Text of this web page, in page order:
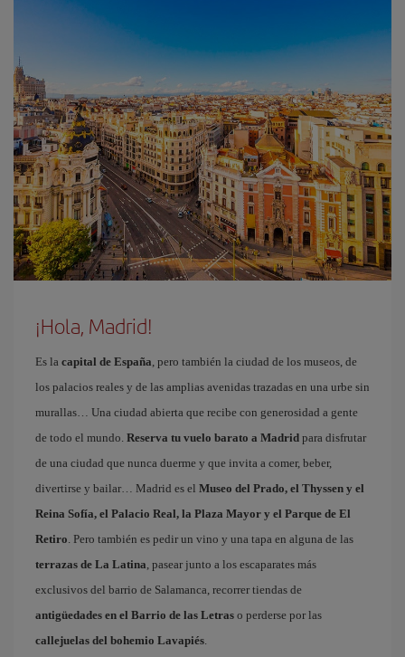
¡Hola, Madrid!
Es la capital de España, pero también la ciudad de los museos, de
los palacios reales y de las amplias avenidas trazadas en una urbe sin
murallas… Una ciudad abierta que recibe con generosidad a gente
de todo el mundo. Reserva tu vuelo barato a Madrid para disfrutar
de una ciudad que nunca duerme y que invita a comer, beber,
divertirse y bailar… Madrid es el Museo del Prado, el Thyssen y el
Reina Sofía, el Palacio Real, la Plaza Mayor y el Parque de El
Retiro. Pero también es pedir un vino y una tapa en alguna de las
terrazas de La Latina, pasear junto a los escaparates más
exclusivos del barrio de Salamanca, recorrer tiendas de
antigüedades en el Barrio de las Letras o perderse por las
callejuelas del bohemio Lavapiés.